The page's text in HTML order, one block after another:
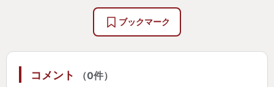
ブックマーク
コメント （0件）